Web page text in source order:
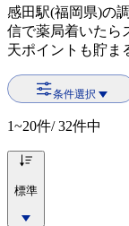
感田駅(福岡県)の
信で薬局着いたら
天ポイントも貯ま
条件選択
1~20件/ 32件中
標準